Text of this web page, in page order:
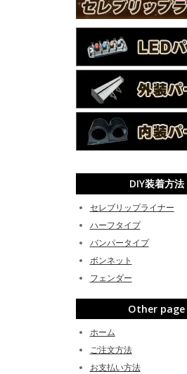
DIY装着方法
セレブリップライナー
ハーフタイプ
バンパータイプ
ボンネット
フェンダー
Other page
ホーム
ご注文方法
お支払い方法